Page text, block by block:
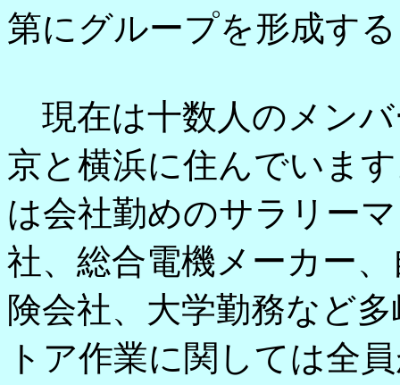
第にグループを形成す
現在は十数人のメン
京と横浜に住んでいま
は会社勤めのサラリー
社、総合電機メーカー
険会社、大学勤務など
トア作業に関しては全